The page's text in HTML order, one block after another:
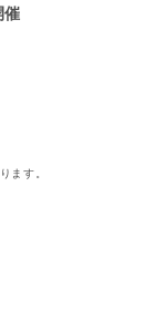
催
ます。